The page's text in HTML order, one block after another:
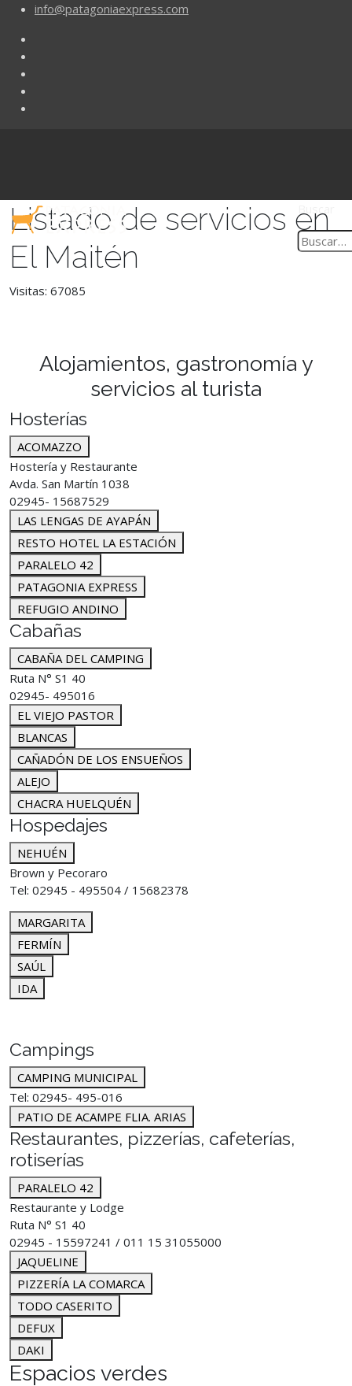
info@patagoniaexpress.com
Listado de servicios en
El Maitén
Visitas: 67085
Alojamientos, gastronomía y
servicios al turista
Hosterías
ACOMAZZO
Hostería y Restaurante
Avda. San Martín 1038
02945- 15687529
LAS LENGAS DE AYAPÁN
RESTO HOTEL LA ESTACIÓN
PARALELO 42
PATAGONIA EXPRESS
REFUGIO ANDINO
Cabañas
CABAÑA DEL CAMPING
Ruta N° S1 40
02945- 495016
EL VIEJO PASTOR
BLANCAS
CAÑADÓN DE LOS ENSUEÑOS
ALEJO
CHACRA HUELQUÉN
Hospedajes
NEHUÉN
Brown y Pecoraro
Tel: 02945 - 495504 / 15682378
MARGARITA
FERMÍN
SAÚL
IDA
Campings
CAMPING MUNICIPAL
Tel: 02945- 495-016
PATIO DE ACAMPE FLIA. ARIAS
Restaurantes, pizzerías, cafeterías,
rotiserías
PARALELO 42
Restaurante y Lodge
Ruta N° S1 40
02945 - 15597241 / 011 15 31055000
JAQUELINE
PIZZERÍA LA COMARCA
TODO CASERITO
DEFUX
DAKI
Espacios verdes